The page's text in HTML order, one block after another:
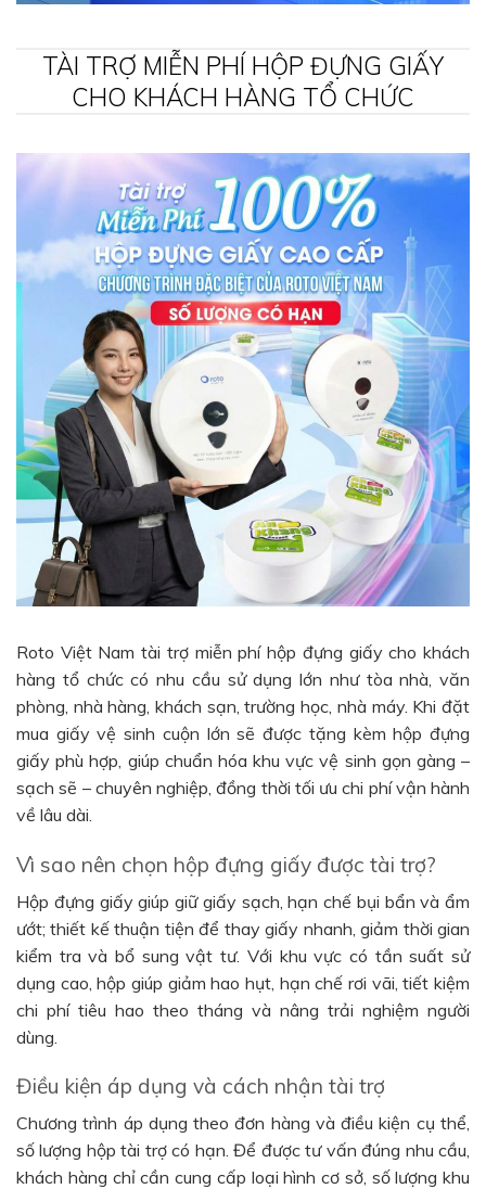
TÀI TRỢ MIỄN PHÍ HỘP ĐỰNG GIẤY
CHO KHÁCH HÀNG TỔ CHỨC
Roto Việt Nam tài trợ miễn phí hộp đựng giấy cho khách
hàng tổ chức có nhu cầu sử dụng lớn như tòa nhà, văn
phòng, nhà hàng, khách sạn, trường học, nhà máy. Khi đặt
mua giấy vệ sinh cuộn lớn sẽ được tặng kèm hộp đựng
giấy phù hợp, giúp chuẩn hóa khu vực vệ sinh gọn gàng –
sạch sẽ – chuyên nghiệp, đồng thời tối ưu chi phí vận hành
về lâu dài.
Vì sao nên chọn hộp đựng giấy được tài trợ?
Hộp đựng giấy giúp giữ giấy sạch, hạn chế bụi bẩn và ẩm
ướt; thiết kế thuận tiện để thay giấy nhanh, giảm thời gian
kiểm tra và bổ sung vật tư. Với khu vực có tần suất sử
dụng cao, hộp giúp giảm hao hụt, hạn chế rơi vãi, tiết kiệm
chi phí tiêu hao theo tháng và nâng trải nghiệm người
dùng.
Điều kiện áp dụng và cách nhận tài trợ
Chương trình áp dụng theo đơn hàng và điều kiện cụ thể,
số lượng hộp tài trợ có hạn. Để được tư vấn đúng nhu cầu,
khách hàng chỉ cần cung cấp loại hình cơ sở, số lượng khu